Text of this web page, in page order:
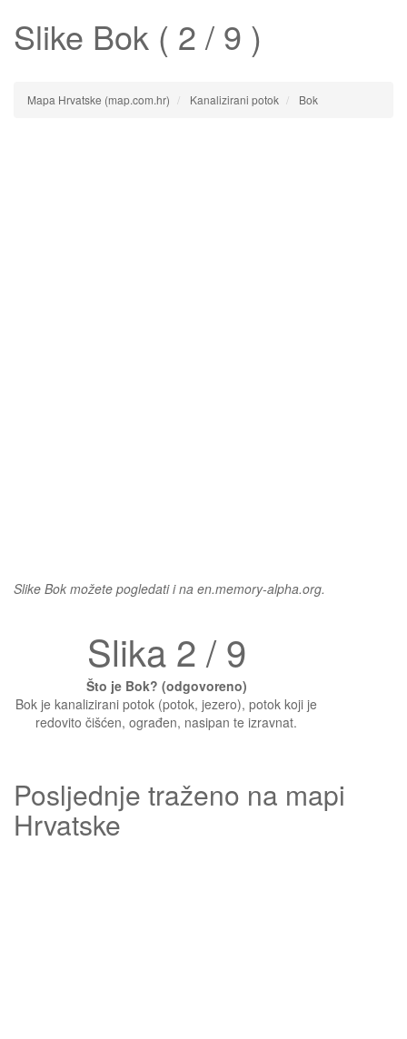
Slike Bok ( 2 / 9 )
Mapa Hrvatske (map.com.hr) Kanalizirani potok Bok
Slike Bok možete pogledati i na en.memory-alpha.org.
Slika 2 / 9
Što je Bok? (odgovoreno)
Bok je kanalizirani potok (potok, jezero), potok koji je
redovito čišćen, ograđen, nasipan te izravnat.
Posljednje traženo na mapi
Hrvatske